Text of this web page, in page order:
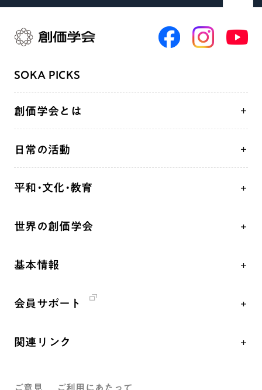
SOKA PICKS
創価学会とは
祈り
聖典
釈尊～法華経
創価学会の三代会長
第2代会長・戸田城聖先生
日常の活動
座談会
仏法を語る
年間の活動について
彼岸
平和・文化・教育
「人権文化」「ジェンダー平等」を促進
人道支援
展示活動
世界の創価学会
基本情報
創価学会 社会憲章
会員サポート
関連リンク
ご意見 ご利用にあたって